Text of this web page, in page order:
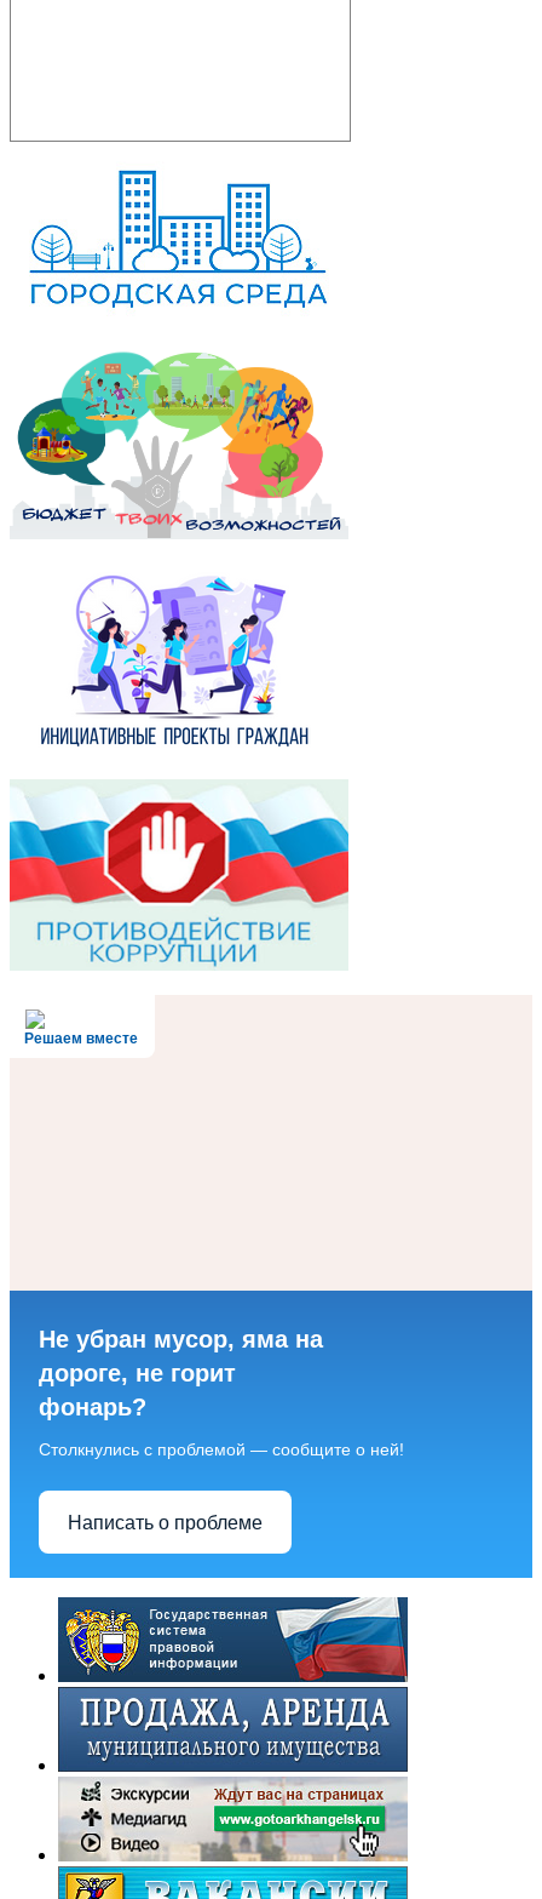
Решаем вместе
Не убран мусор, яма на
дороге, не горит
фонарь?
Столкнулись с проблемой — сообщите о ней!
Написать о проблеме